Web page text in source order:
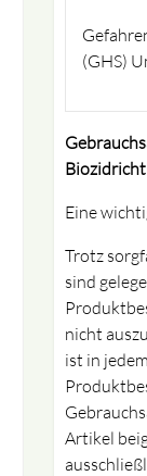
(GHS)
Eine
Trotz
sind
nicht
ist in
Artikel